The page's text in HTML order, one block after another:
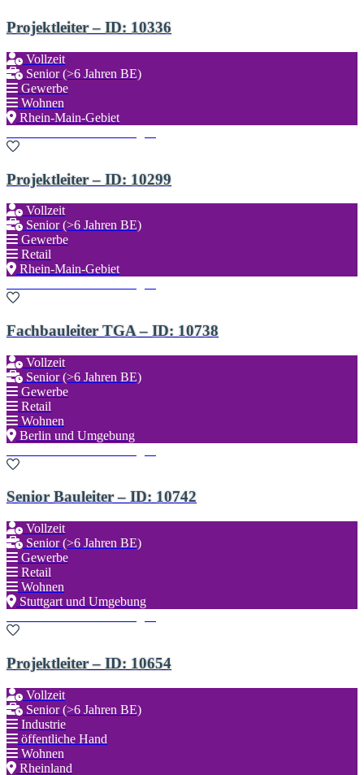
Projektleiter – ID: 10336
Vollzeit
Senior (>6 Jahren BE)
Gewerbe
Wohnen
Rhein-Main-Gebiet
Projektleiter – ID: 10299
Vollzeit
Senior (>6 Jahren BE)
Gewerbe
Retail
Rhein-Main-Gebiet
Fachbauleiter TGA – ID: 10738
Vollzeit
Senior (>6 Jahren BE)
Gewerbe
Retail
Wohnen
Berlin und Umgebung
Senior Bauleiter – ID: 10742
Vollzeit
Senior (>6 Jahren BE)
Gewerbe
Retail
Wohnen
Stuttgart und Umgebung
Projektleiter – ID: 10654
Vollzeit
Senior (>6 Jahren BE)
Industrie
öffentliche Hand
Wohnen
Rheinland